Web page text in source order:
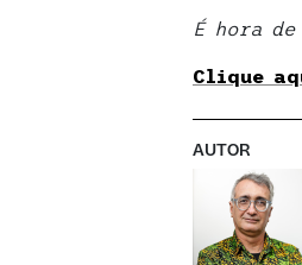
É hora
Clique
AUTOR